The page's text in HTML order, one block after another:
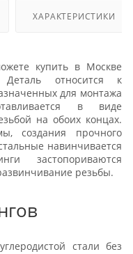
ХАРАКТЕРИСТИКИ
купить в Москве
относится к
для монтажа
в виде
на обоих концах.
создания прочного
навинчивается
застопориваются
резьбы.
стали без